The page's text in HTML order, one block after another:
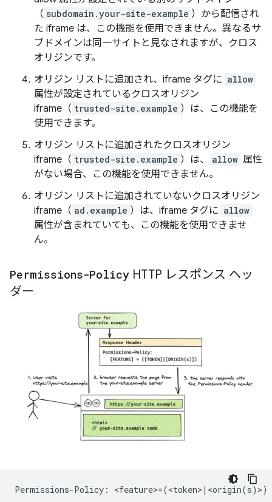
（ subdomain.your-site-example ）から配信され
た iframe は、この機能を使用できません。異なるサ
ブドメインは同一サイトと見なされますが、クロス
オリジンです。
オリジン リストに追加され、iframe タグに allow
属性が設定されているクロスオリジン
iframe（ trusted-site.example ）は、この機能を
使用できます。
オリジン リストに追加されたクロスオリジン
iframe（ trusted-site.example ）は、 allow 属性
がない場合、この機能を使用できません。
オリジン リストに追加されていないクロスオリジン
iframe（ ad.example ）は、iframe タグに allow
属性が含まれていても、この機能を使用できませ
ん。
Permissions-Policy HTTP レスポンス ヘッ
ダー